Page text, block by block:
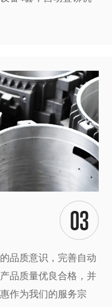
品质意识，完善自动
品质量优良合格，并
作为我们的服务宗